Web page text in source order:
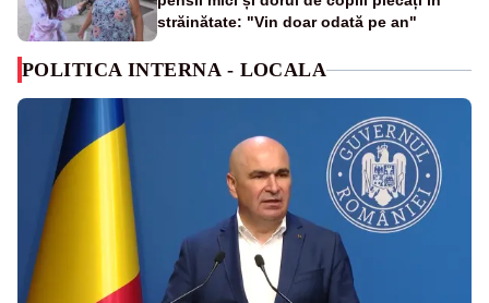
străinătate: "Vin doar odată pe an"
POLITICA INTERNA - LOCALA